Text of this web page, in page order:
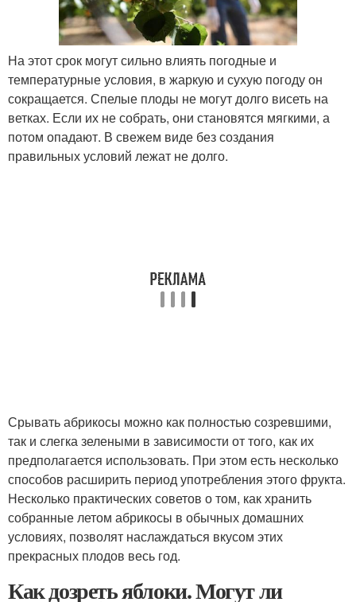
На этот срок могут сильно влиять погодные и
температурные условия, в жаркую и сухую погоду он
сокращается. Спелые плоды не могут долго висеть на
ветках. Если их не собрать, они становятся мягкими, а
потом опадают. В свежем виде без создания
правильных условий лежат не долго.
Срывать абрикосы можно как полностью созревшими,
так и слегка зелеными в зависимости от того, как их
предполагается использовать. При этом есть несколько
способов расширить период употребления этого фрукта.
Несколько практических советов о том, как хранить
собранные летом абрикосы в обычных домашних
условиях, позволят наслаждаться вкусом этих
прекрасных плодов весь год.
Как дозреть яблоки. Могут ли